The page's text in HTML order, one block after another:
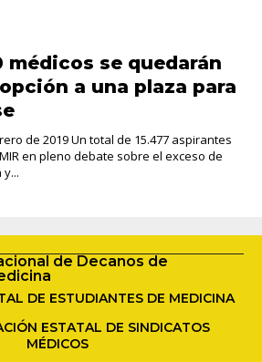
médicos se quedarán
a una plaza para
de 2019 Un total de 15.477 aspirantes
en pleno debate sobre el exceso de